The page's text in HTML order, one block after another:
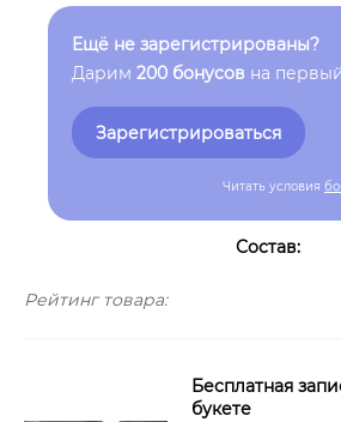
Ещё не зарегистрированы?
Дарим 200 бонусов на
Зарегистрироваться
Читать условия
Состав:
Рейтинг товара:
Бесплатная
букете